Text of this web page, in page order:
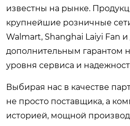
известны на рынке.
крупнейшие розничные
Walmart, Shanghai Laiyi Fan
дополнительным гарантом
уровня сервиса и
Выбирая нас в качестве
не просто поставщика, а
историей, мощной